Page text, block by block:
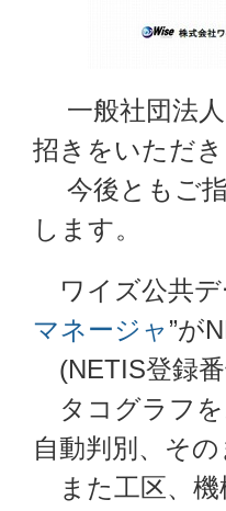
一般社団法人
招きをいただ
今後ともご指
します。
ワイズ公共デ
マネージャ ”が
(NETIS登録番
タコグラフを
自動判別、そ
また工区、機